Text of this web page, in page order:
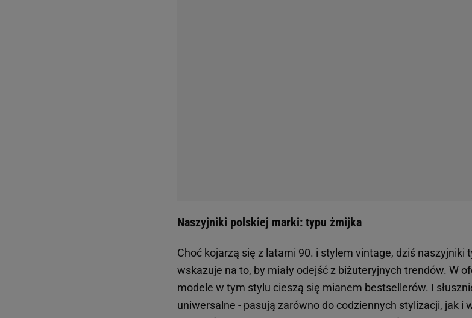
Naszyjniki polskiej marki: typu żmijka
Choć kojarzą się z latami 90. i stylem vintage, dziś naszyjniki
wskazuje na to, by miały odejść z biżuteryjnych trendów. W
modele w tym stylu cieszą się mianem bestsellerów. I
uniwersalne - pasują zarówno do codziennych stylizacji, jak i